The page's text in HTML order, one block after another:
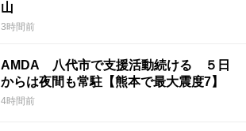
山
3時間前
AMDA 八代市で支援活動続ける ５日
からは夜間も常駐【熊本で最大震度7】
4時間前